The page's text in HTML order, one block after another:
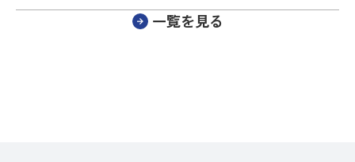
一覧を見る